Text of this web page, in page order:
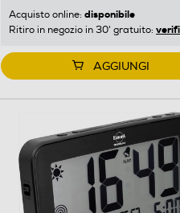
Acquisto online: disponibile
Ritiro in negozio in 30' gratuito:
AGGIUNGI